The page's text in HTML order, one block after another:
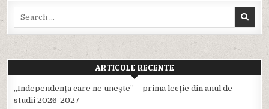
ARTICOLE RECENTE
,,Independența care ne unește” – prima lecție din anul de
studii 2026-2027